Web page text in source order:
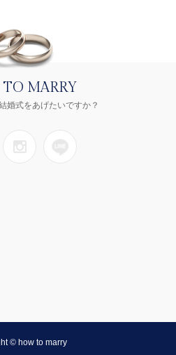
MARRY
婚式をあげたいですか？
© how to marry